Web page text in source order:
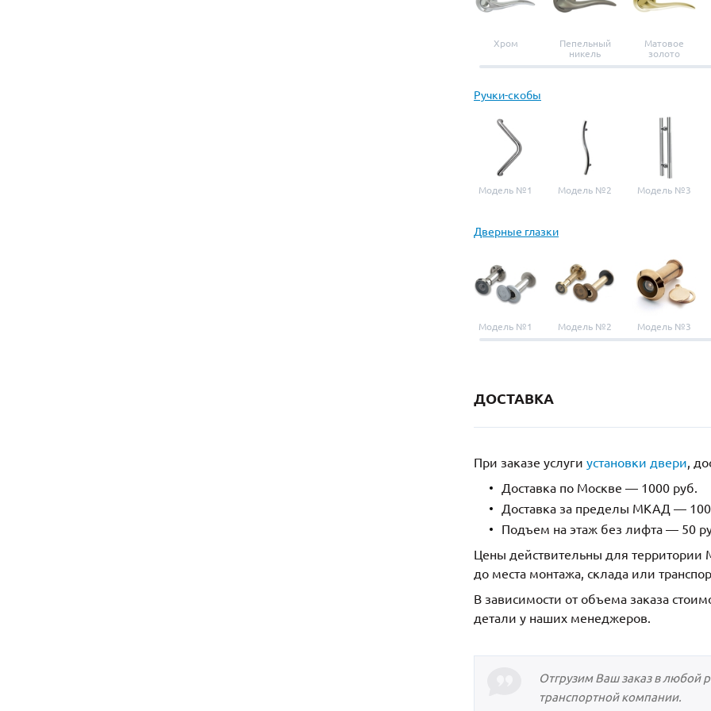
Хром
Пепельный
никель
Матовое
золото
Ручки-скобы
Модель №1 Модель №2 Модель №3
Дверные глазки
Модель №1 Модель №2 Модель №3
ДОСТАВКА
При заказе услуги установки двери,
Доставка по Москве — 1000 руб.
Доставка за пределы МКАД —
Подъем на этаж без лифта — 50
Цены действительны для территории
до места монтажа, склада или
В зависимости от объема заказа
детали у наших менеджеров.
Отгрузим Ваш заказ в любой
транспортной компании.